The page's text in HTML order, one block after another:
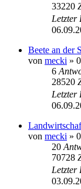
33220
Letzter
Beete an der
von mecki »
6
28520
Letzter
von mecki »
20
70728
Letzter